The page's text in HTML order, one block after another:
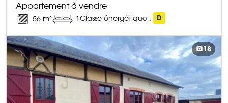
Appartement à vendre
56 m² 1Classe énergétique : D
DÉCOUVRIR CE BIEN
18